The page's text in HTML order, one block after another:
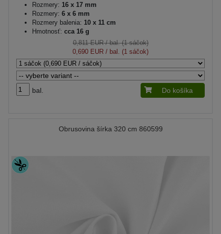
Rozmery: 16 x 17 mm
Rozmery: 6 x 6 mm
Rozmery balenia: 10 x 11 cm
Hmotnosť: cca 16 g
0,811 EUR/ bal. (1 sáčok)
0,690 EUR / bal. (1 sáčok)
bal. Do košíka
Obrusovina šírka 320 cm 860599